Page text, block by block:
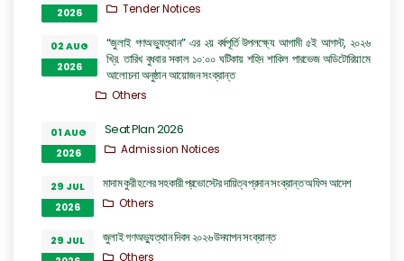
2026
Tender Notices
02 AUG
2026
“জুলাই গণঅভ্যুত্থান” এর ২য় বর্ষপূর্তি উপলক্ষ্যে আগামী ৫ই আগস্ট, ২০২৬
খ্রি. তারিখ বুধবার সকাল ১০:০০ ঘটিকায় শহিদ শাকিল পারভেজ অডিটোরিয়ামে
আলোচনা অনুষ্ঠান আয়োজন সংক্রান্ত
Others
01 AUG
2026
Seat Plan 2026
Admission Notices
29 JUL
2026
মাদাম কুরী হলের সহকারী প্রভোস্টের দায়িত্ব প্রদান সংক্রান্ত অফিস আদেশ
Others
29 JUL
জুলাই গণঅভ্যুত্থান দিবস ২০২৬ উদযাপন সংক্রান্ত
Others